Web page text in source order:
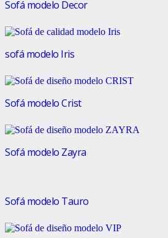
Sofá modelo Decor
sofá modelo Iris
Sofá modelo Crist
Sofá modelo Zayra
Sofá modelo Tauro